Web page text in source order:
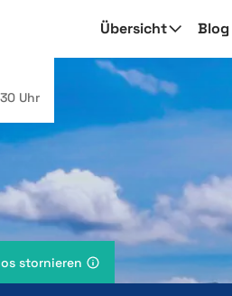
Übersicht Blog
Uhr
stornieren